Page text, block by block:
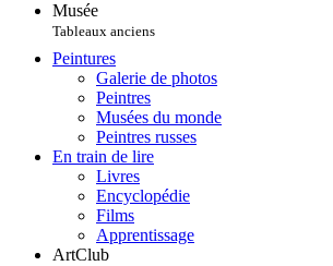
Musée
Tableaux anciens
Peintures
Galerie de photos
Peintres
Musées du monde
Peintres russes
En train de lire
Livres
Encyclopédie
Films
Apprentissage
ArtClub